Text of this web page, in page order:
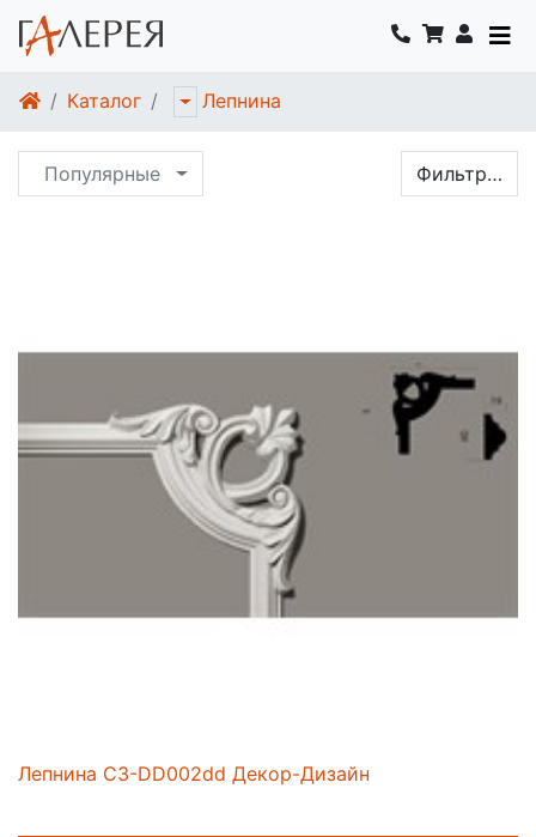
Каталог Лепнина
Популярные Фильтр…
Лепнина C3-DD002dd Декор-Дизайн